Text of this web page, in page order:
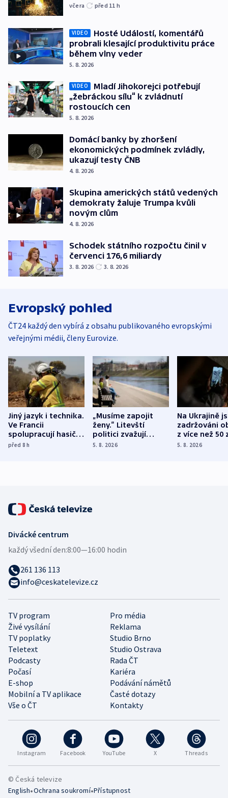
včera před 11 h
VIDEO
Hosté Událostí, komentářů
probrali klesající produktivitu práce
během vlny veder
5. 8. 2026
VIDEO
Mladí Jihokorejci potřebují
„žebráckou sílu“ k zvládnutí
rostoucích cen
5. 8. 2026
Domácí banky by zhoršení
ekonomických podmínek zvládly,
ukazují testy ČNB
4. 8. 2026
Skupina amerických států vedených
demokraty žaluje Trumpa kvůli
novým clům
4. 8. 2026
Schodek státního rozpočtu činil v
červenci 176,6 miliardy
3. 8. 2026 3. 8. 2026
Evropský pohled
ČT24 každý den vybírá z obsahu publikovaného evropskými
veřejnými médii, členy Eurovize.
Jiný jazyk i technika.
Ve Francii
spolupracují hasiči z
různých zemí
před 8h
„Musíme zapojit
ženy.“ Litevští
politici zvažují
dohodu o
5. 8. 2026
Na Ukrajině
zadržováni
z více než 50
Bojovali na
5. 8. 2026
Instagram Facebook YouTube X Threads
TV program
Pro média
Živé vysílání
Reklama
TV poplatky
Studio Brno
Teletext
Studio Ostrava
Podcasty
Rada ČT
Počasí
Kariéra
E-shop
Podávání námětů
Mobilní a TV aplikace
Časté dotazy
Vše o ČT
Kontakty
Divácké centrum
každý všední den:8:00—16:00 hodin
261 136 113
info@ceskatelevize.cz
© Česká televize
English•Ochrana soukromí•Přístupnost